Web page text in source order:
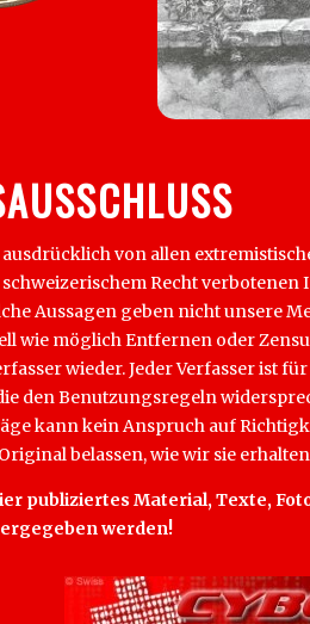
von allen
Recht
Aussagen geben nicht unsere
wie möglich Entfernen oder
wieder. Jeder Verfasser ist
den Benutzungsregeln
kann kein Anspruch auf
belassen, wie wir sie
publiziertes Material, Texte,
werden!